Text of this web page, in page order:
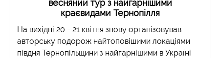
весняний тур з найгарнішими
краєвидами Тернопілля
На вихідні 20 - 21 квітня знову організовував
авторську подорож найтоповішими локаціями
півдня Тернопільщини з найгарнішими в Україні